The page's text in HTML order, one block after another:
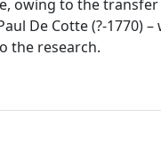
owing to the
De Cotte (?-1770) –
the research.